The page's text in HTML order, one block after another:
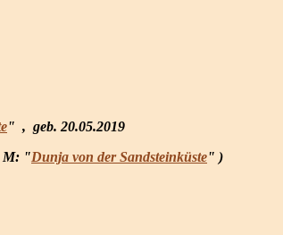
" , geb. 20.05.2019
M: "Dunja von der Sandsteinküste" )